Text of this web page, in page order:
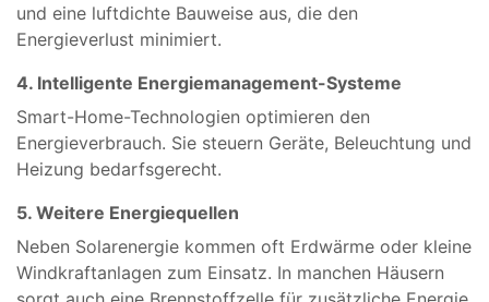
und eine luftdichte Bauweise aus, die den
Energieverlust minimiert.
4. Intelligente Energiemanagement-Systeme
Smart-Home-Technologien optimieren den
Energieverbrauch. Sie steuern Geräte, Beleuchtung und
Heizung bedarfsgerecht.
5. Weitere Energiequellen
Neben Solarenergie kommen oft Erdwärme oder kleine
Windkraftanlagen zum Einsatz. In manchen Häusern